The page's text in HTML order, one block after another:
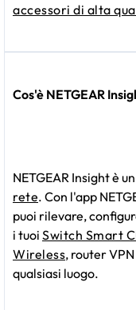
accessori di alta
Cos'è NETGEAR
NETGEAR Insight è un
rete. Con l'app
puoi rilevare,
i tuoi Switch Smart
Wireless, router VPN
qualsiasi luogo.